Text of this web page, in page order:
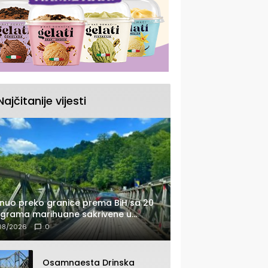
vijesti
preko granice prema BiH sa 20
marihuane sakrivene u
2026 0
Osamnaesta Drinska